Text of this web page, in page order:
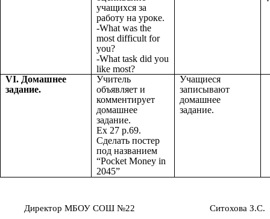
учащихся за
работу на уроке.
-What was the
most difficult for
you?
-What task did you
like most?
VI. Домашнее
задание.
Учитель
объявляет и
комментирует
домашнее
задание.
Ex 27 p.69.
Сделать постер
под названием
“Pocket Money in
2045”
Учащиеся
записывают
домашнее
задание.
Директор МБОУ СОШ №22 Ситохова З.С.